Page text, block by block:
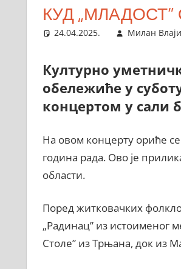
КУД
24.04.2025. Милан
Културно
обележиће у
концертом у сали
На овом концерту ориће
година рада. Ово је
области.
Поред житковачких
„Радинац” из истоименог
Столе” из Трњана, док из